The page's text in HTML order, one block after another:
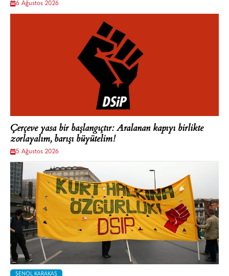
6 Ağustos 2026
Çerçeve yasa bir başlangıçtır: Aralanan kapıyı birlikte
zorlayalım, barışı büyütelim!
5 Ağustos 2026
ŞENOL KARAKAŞ